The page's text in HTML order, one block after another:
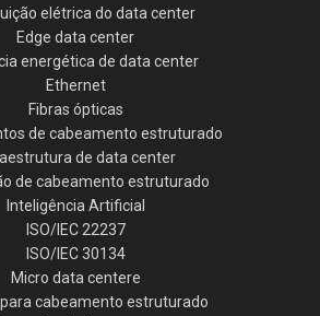
elétrica do data center
Edge data center
energética de data center
Ethernet
Fibras ópticas
de cabeamento estruturado
de data center
de cabeamento estruturado
Inteligência Artificial
ISO/IEC 22237
ISO/IEC 30134
Micro data centere
cabeamento estruturado